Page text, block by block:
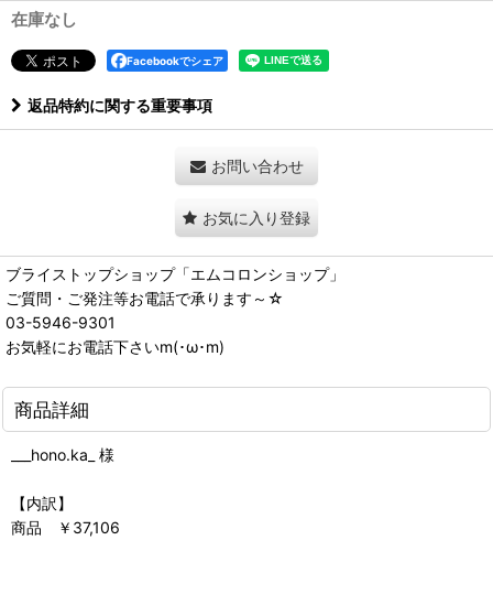
在庫なし
Facebookでシェア
返品特約に関する重要事項
お問い合わせ
お気に入り登録
ブライストップショップ「エムコロンショップ」
ご質問・ご発注等お電話で承ります～☆
03-5946-9301
お気軽にお電話下さいm(･ω･m)
商品詳細
___hono.ka_ 様
【内訳】
商品 ￥37,106